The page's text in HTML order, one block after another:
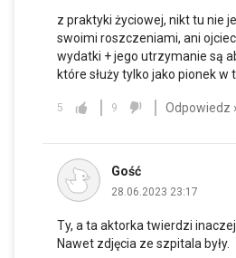
z praktyki życiowej, nikt tu nie
swoimi roszczeniami, ani
wydatki + jego utrzymanie są
które służy tylko jako pionek w
5 9 Odpowiedz
Gość
28.06.2023 23:17
Ty, a ta aktorka twierdzi
Nawet zdjęcia ze szpitala były.